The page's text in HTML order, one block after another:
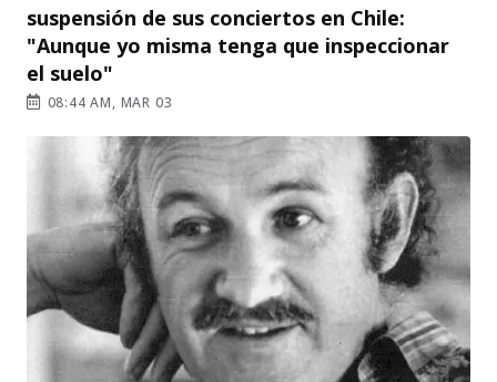
suspensión de sus conciertos en Chile:
"Aunque yo misma tenga que inspeccionar
el suelo"
08:44 AM, MAR 03